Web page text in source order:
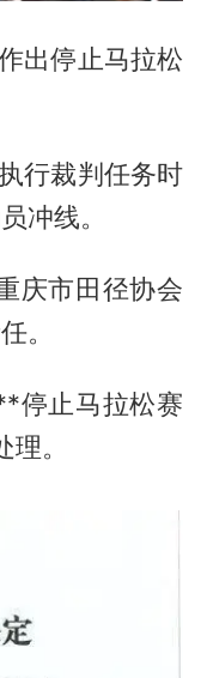
出停止马拉松
行裁判任务时
冲线。
庆市田径协会
。
停止马拉松赛
。